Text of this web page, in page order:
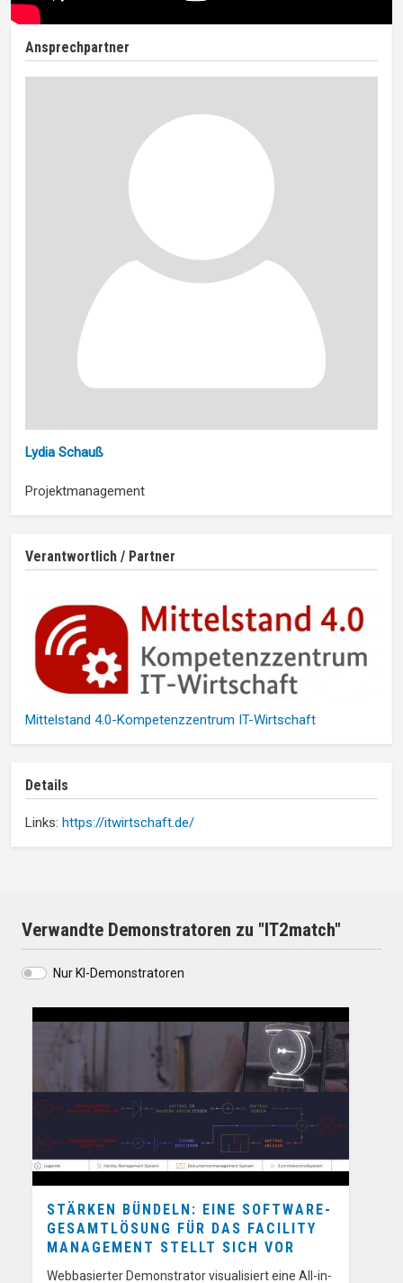
Ansprechpartner
Lydia Schauß
Projektmanagement
Verantwortlich / Partner
Mittelstand 4.0-Kompetenzzentrum IT-Wirtschaft
Details
Links: https://itwirtschaft.de/
Verwandte Demonstratoren zu "IT2match"
Nur KI-Demonstratoren
STÄRKEN BÜNDELN: EINE SOFTWARE-
GESAMTLÖSUNG FÜR DAS FACILITY
MANAGEMENT STELLT SICH VOR
Webbasierter Demonstrator visualisiert eine All-in-